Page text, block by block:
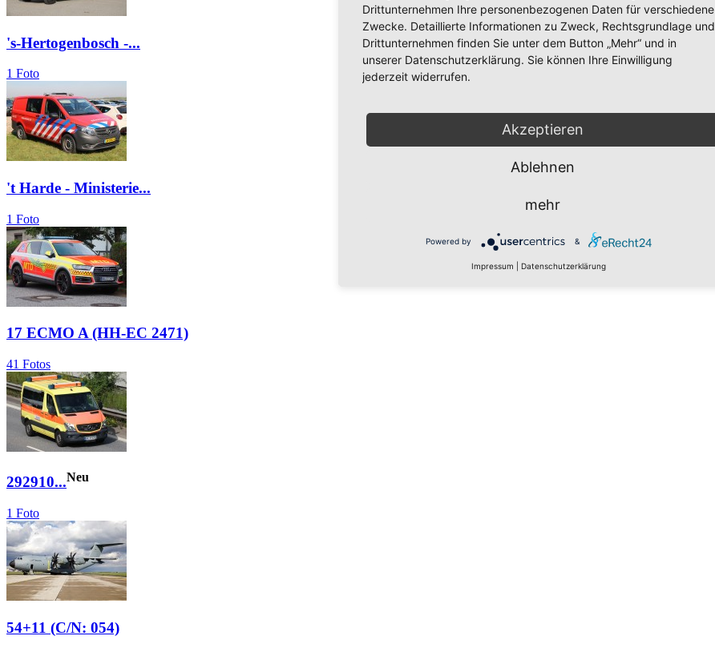
's-Hertogenbosch -...
1 Foto
't Harde - Ministerie...
1 Foto
17 ECMO A (HH-EC 2471)
41 Fotos
292910...Neu
1 Foto
54+11 (C/N: 054)
Drittunternehmen Ihre personenbezogenen Daten für verschiedene
Zwecke. Detaillierte Informationen zu Zweck, Rechtsgrundlage und
Drittunternehmen finden Sie unter dem Button „Mehr“ und in
unserer Datenschutzerklärung. Sie können Ihre Einwilligung
jederzeit widerrufen.
Akzeptieren
Ablehnen
mehr
Powered by &
Impressum Datenschutzerklärung